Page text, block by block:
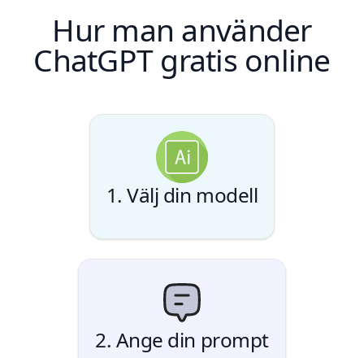
Hur man använder
ChatGPT gratis online
1. Välj din modell
2. Ange din prompt